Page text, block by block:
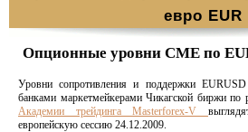
евро EUR
Опционные уровни CME по
Уровни сопротивления и поддержки EURUSD
банками маркетмейкерами Чикагской биржи по
Академии трейдинга Masterforex-V
европейскую сессию 24.12.2009.